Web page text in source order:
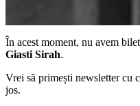
În acest moment, nu avem
Giasti Sirah.
Vrei să primești newsletter cu
jos.